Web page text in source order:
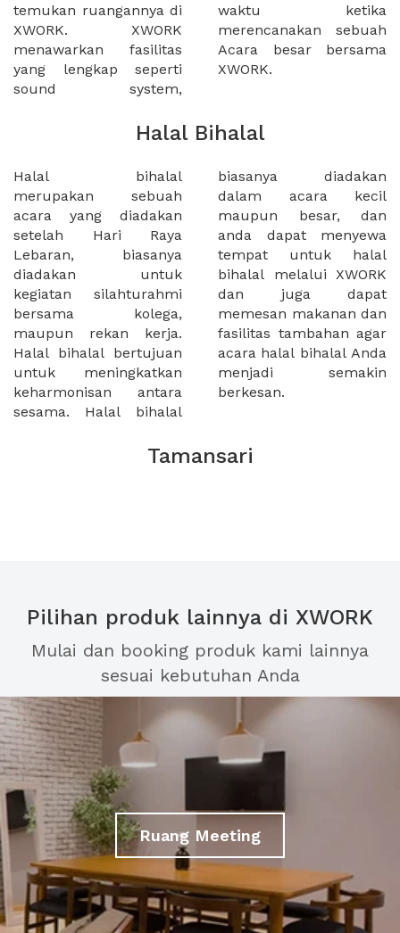
temukan ruangannya di
XWORK. XWORK
menawarkan fasilitas
yang lengkap seperti
sound system,
waktu ketika
merencanakan sebuah
Acara besar bersama
XWORK.
Halal Bihalal
Halal bihalal
merupakan sebuah
acara yang diadakan
setelah Hari Raya
Lebaran, biasanya
diadakan untuk
kegiatan silahturahmi
bersama kolega,
maupun rekan kerja.
Halal bihalal bertujuan
untuk meningkatkan
keharmonisan antara
sesama. Halal bihalal
biasanya diadakan
dalam acara kecil
maupun besar, dan
anda dapat menyewa
tempat untuk halal
bihalal melalui XWORK
dan juga dapat
memesan makanan dan
fasilitas tambahan agar
acara halal bihalal Anda
menjadi semakin
berkesan.
Tamansari
Pilihan produk lainnya di XWORK
Mulai dan booking produk kami lainnya
sesuai kebutuhan Anda
Ruang Meeting